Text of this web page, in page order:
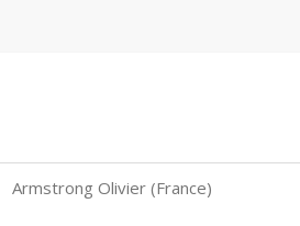
Armstrong Olivier (France)